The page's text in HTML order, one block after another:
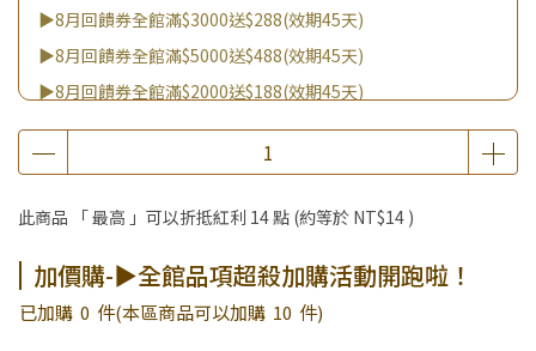
▶8月回饋券全館滿$3000送$288(效期45天)
▶8月回饋券全館滿$5000送$488(效期45天)
▶8月回饋券全館滿$2000送$188(效期45天)
▶8月回饋券全館滿$8000送$888(效期45天)
▶消費滿999｜享超值價$299加購BIO UP面膜
組！
▶王國加購活動 訂單享超值優惠價加購好物
▶全館品項超殺加購活動開跑啦！
此商品 「 最高 」可以折抵紅利 14點 (約等於 NT$14 )
加價購-▶全館品項超殺加購活動開跑啦！
已加購 0 件(本區商品可以加購 10 件)